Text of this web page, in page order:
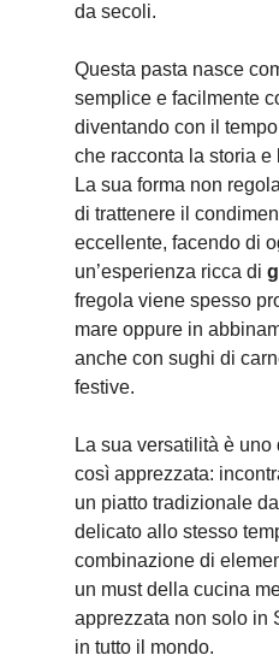
da secoli.
Questa pasta nasce
semplice e facilmente
diventando con il
che racconta la storia e
La sua forma non
di trattenere il
eccellente, facendo di
un’esperienza ricca di
fregola viene spesso
mare oppure in
anche con sughi di
festive.
La sua versatilità è
così apprezzata:
un piatto tradizionale
delicato allo stesso
combinazione di
un must della cucina
apprezzata non solo in
in tutto il mondo.